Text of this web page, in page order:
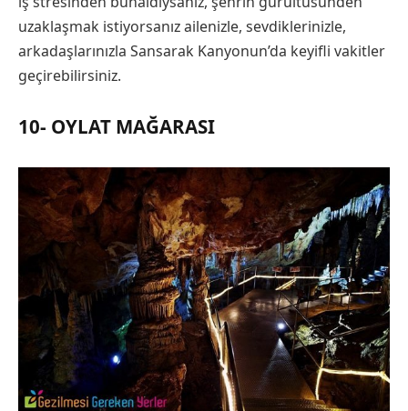
uzaklaşmak istiyorsanız ailenizle, sevdiklerinizle,
arkadaşlarınızla Sansarak Kanyonun’da keyifli vakitler
geçirebilirsiniz.
10- OYLAT MAĞARASI